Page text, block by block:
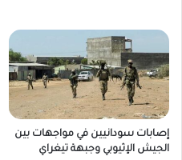
إصابات سودانيين في مواجهات بين
الجيش الإثيوبي وجبهة تيغراي